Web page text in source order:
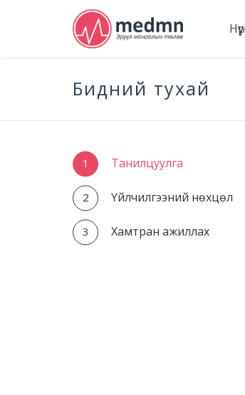
Нүүр
Бидний тухай
Танилцуулга
Үйлчилгээний нөхцөл
Хамтран ажиллах